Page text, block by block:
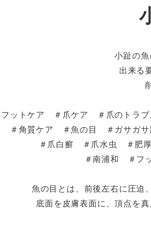
小趾の魚
出来る
フットケア ＃爪ケア ＃爪のトラ
＃角質ケア ＃魚の目 ＃ガサガサ
＃爪白癬 ＃爪水虫 ＃肥
＃南浦和 ＃フ
魚の目とは、前後左右に圧迫
底面を皮膚表面に、頂点を